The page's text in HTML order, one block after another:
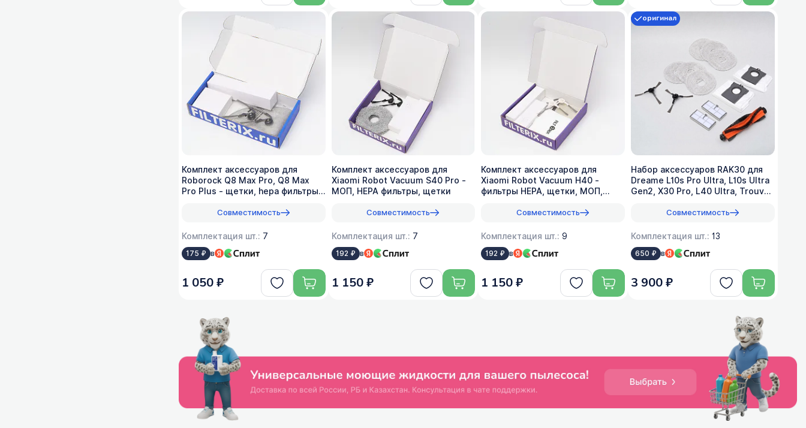
Комплект аксессуаров для
Roborock Q8 Max Pro, Q8 Max
Pro Plus - щетки, hepa фильтры,
Совместимость
Комплектация шт.: 7
175 ₽ в
1 050 ₽
Комплект аксессуаров для
Xiaomi Robot Vacuum S40 Pro -
МОП, HEPA фильтры, щетки
Совместимость
Комплектация шт.: 7
192 ₽ в
1 150 ₽
Комплект аксессуаров для
Xiaomi Robot Vacuum H40 -
фильтры HEPA, щетки, МОП,
Совместимость
Комплектация шт.:9
192 ₽ в
1 150 ₽
Набор аксессуаров RAK30 для
Dreame L10s Pro Ultra, L10s Ultra
Gen2, X30 Pro, L40 Ultra, Trouver
Совместимость
Комплектация шт.:13
650 ₽ в
оригинал
3 900 ₽